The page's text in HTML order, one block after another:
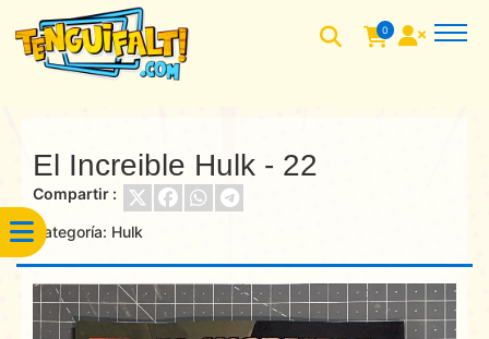
0
El Increible Hulk - 22
Compartir :
Categoría: Hulk